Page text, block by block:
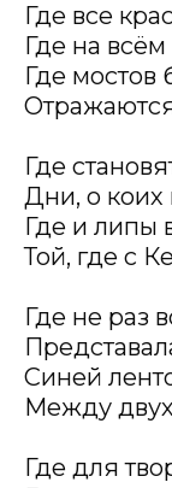
Где все
Где на
Где
Где
Дни, о коих
Где и липы
Той, где с
Где не раз
Синей
Между
Где для